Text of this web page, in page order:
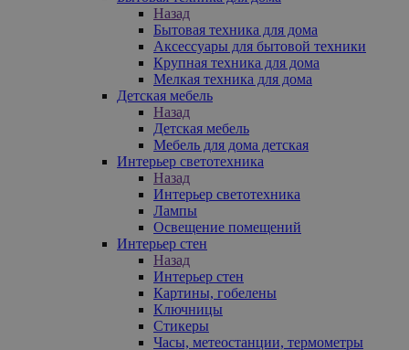
Назад
Бытовая техника для дома
Аксессуары для бытовой техники
Крупная техника для дома
Мелкая техника для дома
Детская мебель
Назад
Детская мебель
Мебель для дома детская
Интерьер светотехника
Назад
Интерьер светотехника
Лампы
Освещение помещений
Интерьер стен
Назад
Интерьер стен
Картины, гобелены
Ключницы
Стикеры
Часы, метеостанции, термометры